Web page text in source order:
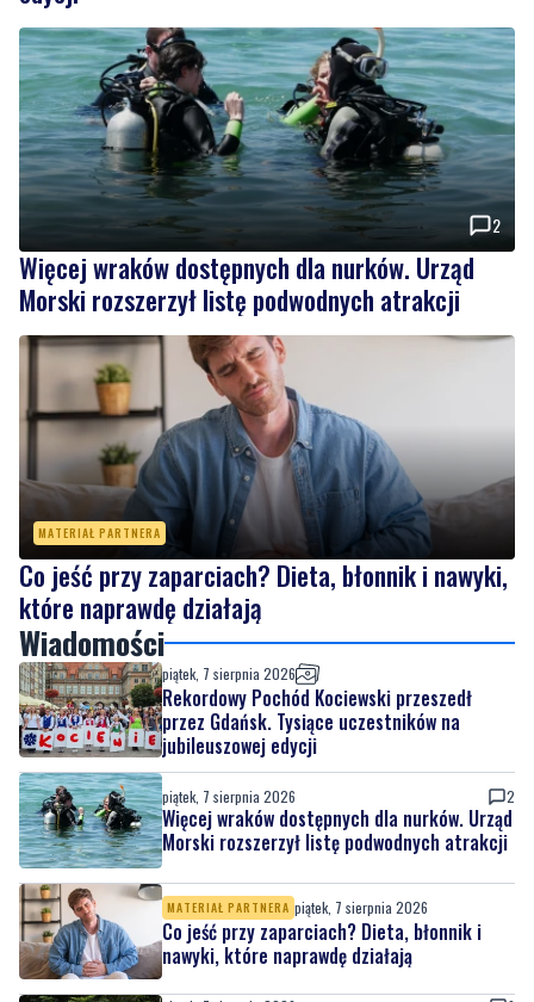
2
Więcej wraków dostępnych dla nurków. Urząd
Morski rozszerzył listę podwodnych atrakcji
MATERIAŁ PARTNERA
Co jeść przy zaparciach? Dieta, błonnik i nawyki,
które naprawdę działają
Wiadomości
piątek, 7 sierpnia 2026
Rekordowy Pochód Kociewski przeszedł
przez Gdańsk. Tysiące uczestników na
jubileuszowej edycji
piątek, 7 sierpnia 2026
Więcej wraków dostępnych dla nurków. Urząd
Morski rozszerzył listę podwodnych atrakcji
MATERIAŁ PARTNERA piątek, 7 sierpnia 2026
Co jeść przy zaparciach? Dieta, błonnik i
piątek, 7 sierpnia 2026
Łosie coraz częściej pojawiają się na
Półwyspie Helskim. Burmistrz chce nowych
znaków drogowych